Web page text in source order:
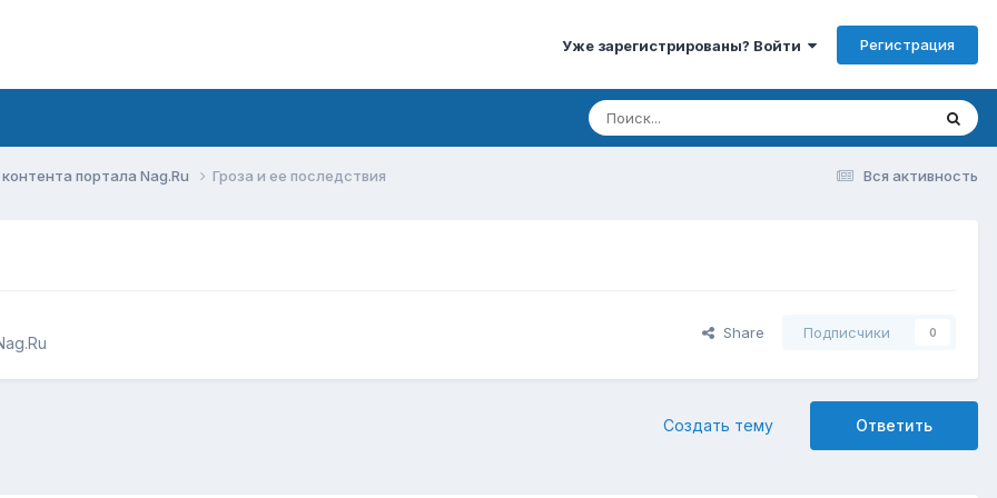
Уже зарегистрированы? Войти Регистрация
Вся активность
портала Nag.Ru Гроза и ее последствия
Share Подписчики 0
Ответить
Создать тему